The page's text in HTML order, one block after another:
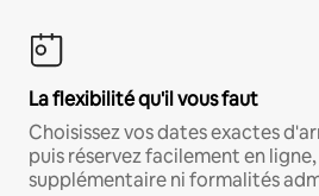
La flexibilité qu'il vous faut
Choisissez vos dates exactes
puis réservez facilement en
supplémentaire ni formalités